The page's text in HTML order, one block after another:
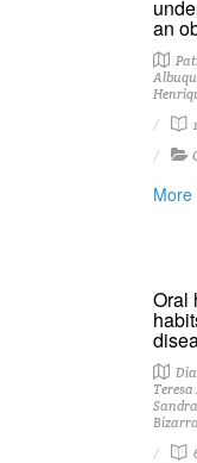
an
More
Oral
Teresa
Bizarra